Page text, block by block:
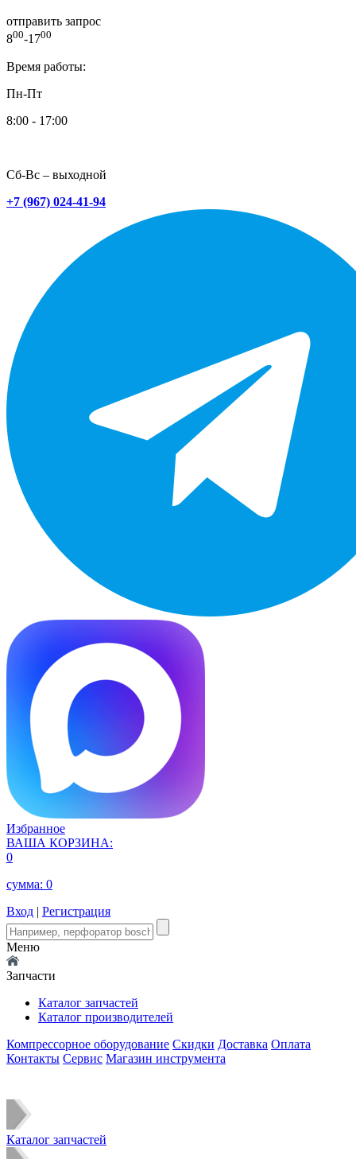
отправить запрос
800-1700
Время работы:
Пн-Пт
8:00 - 17:00
Сб-Вс – выходной
+7 (967) 024-41-94
Избранное
ВАША КОРЗИНА:
0
сумма: 0
Вход | Регистрация
Меню
Запчасти
Каталог запчастей
Каталог производителей
Компрессорное оборудование Скидки Доставка Оплата
Контакты Сервис Магазин инструмента
Каталог запчастей